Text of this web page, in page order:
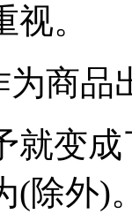
。
商品
就变
(除外)